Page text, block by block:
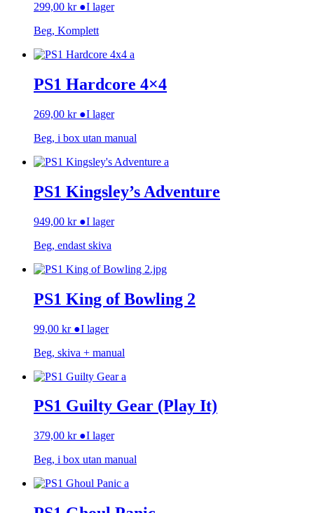
299,00 kr ●I lager
Beg, Komplett
PS1 Hardcore 4×4
269,00 kr ●I lager
Beg, i box utan manual
PS1 Kingsley’s Adventure
949,00 kr ●I lager
Beg, endast skiva
PS1 King of Bowling 2
99,00 kr ●I lager
Beg, skiva + manual
PS1 Guilty Gear (Play It)
379,00 kr ●I lager
Beg, i box utan manual